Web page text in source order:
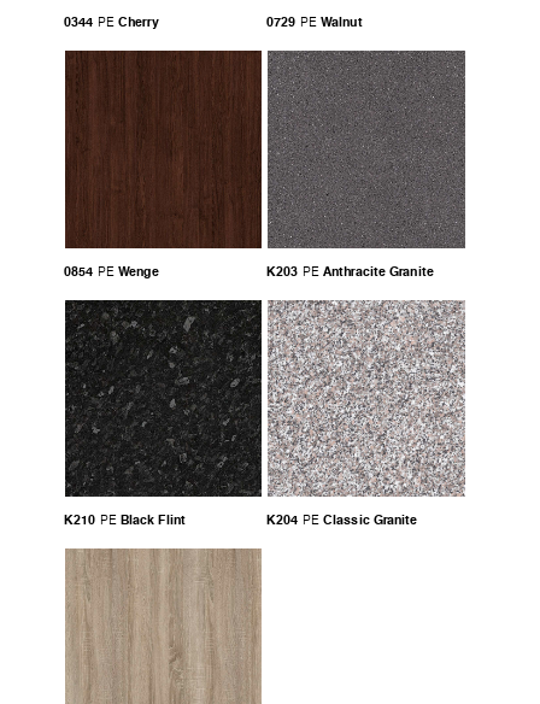
0344 PE Cherry 0729 PE Walnut
0854 PE Wenge K203 PE Anthracite Granite
K210 PE Black Flint K204 PE Classic Granite